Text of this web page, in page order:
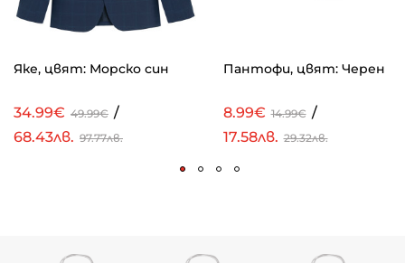
Яке, цвят: Морско син
34.99€ 49.99€ /
68.43лв. 97.77лв.
Пантофи, цвят: Черен
8.99€ 14.99€ /
17.58лв. 29.32лв.